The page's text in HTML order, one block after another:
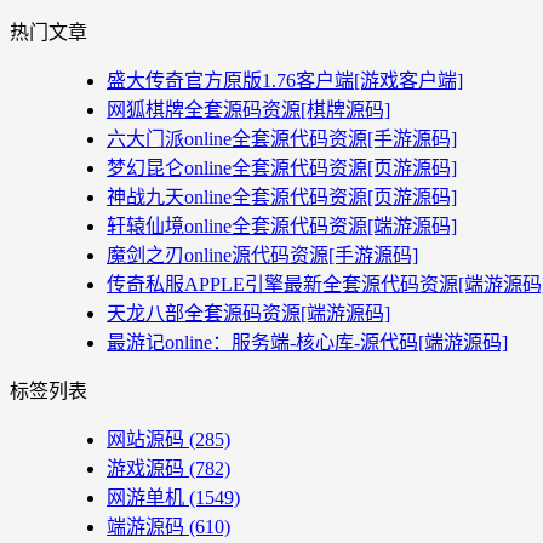
热门文章
盛大传奇官方原版1.76客户端[游戏客户端]
网狐棋牌全套源码资源[棋牌源码]
六大门派online全套源代码资源[手游源码]
梦幻昆仑online全套源代码资源[页游源码]
神战九天online全套源代码资源[页游源码]
轩辕仙境online全套源代码资源[端游源码]
魔剑之刃online源代码资源[手游源码]
传奇私服APPLE引擎最新全套源代码资源[端游源
天龙八部全套源码资源[端游源码]
最游记online：服务端-核心库-源代码[端游源码]
标签列表
网站源码 (285)
游戏源码 (782)
网游单机 (1549)
端游源码 (610)